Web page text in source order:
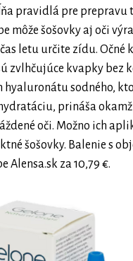
pravidlá pre prepravu
môže šošovky aj oči
letu určite zídu. Očné
zvlhčujúce kvapky bez
hyaluronátu sodného,
prináša
oči. Možno ich
šošovky. Balenie s
Alensa.sk za 10,79 €.